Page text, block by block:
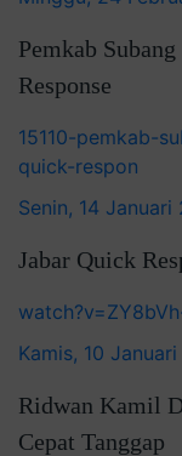
Pemkab
Response
15110-pemkab-
quick-respon
Senin, 14 Januari
Jabar Quick
Kamis, 10
Ridwan Kamil
Cepat Tanggap